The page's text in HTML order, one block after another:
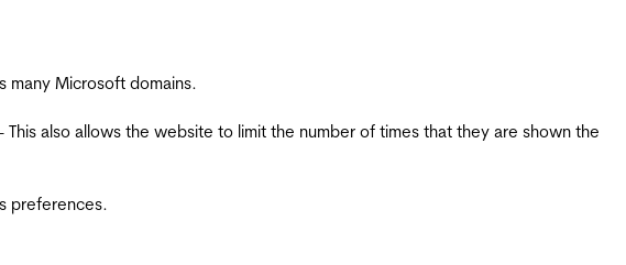
many Microsoft domains.
also allows the website to limit the number of times that they are shown the
preferences.